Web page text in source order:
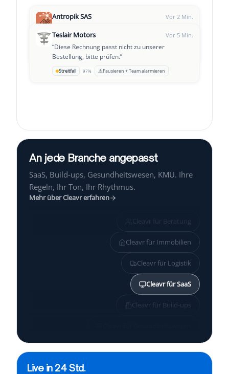
Antropik SAS Vor 2 Min.
Überweisung geht heute raus.
Teslair Motors Vor 5 Min.
“Diese Rechnung passt nicht zu unserer
Bestellung, bitte prüfen.”
Streitfall 97% ⚠Pausieren + Team alarmieren
Leclair Group
könnten wir einen Zahlungsplan vereinbaren?
An jede Branche angepasst
SaaS, Build-ups, Gesundheitswesen, KMU. Ihre
Regeln, Ihr Ton, Ihr Rhythmus.
Mehr über Cleavr erfahren
Cleavr für Beratung
Cleavr für Immobilien
Cleavr für Logistik
Cleavr fürSaaS
Cleavr für Build-ups
Live in 24 Std.